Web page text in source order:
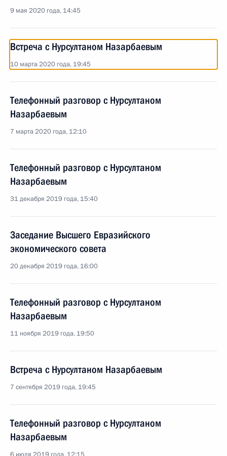
9 мая 2020 года, 14:45
Встреча с Нурсултаном Назарбаевым
10 марта 2020 года, 19:45
Телефонный разговор с Нурсултаном
Назарбаевым
7 марта 2020 года, 12:10
Телефонный разговор с Нурсултаном
Назарбаевым
31 декабря 2019 года, 15:40
Заседание Высшего Евразийского
экономического совета
20 декабря 2019 года, 16:00
Телефонный разговор с Нурсултаном
Назарбаевым
11 ноября 2019 года, 19:50
Встреча с Нурсултаном Назарбаевым
7 сентября 2019 года, 19:45
Телефонный разговор с Нурсултаном
Назарбаевым